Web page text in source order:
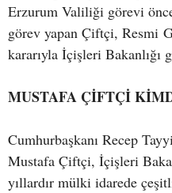
Erzurum Valiliği görevi
görev yapan Çiftçi, Resmi
kararıyla İçişleri Bakanlığı
MUSTAFA ÇİFTÇİ
Cumhurbaşkanı Recep
Mustafa Çiftçi, İçişleri
yıllardır mülki idarede